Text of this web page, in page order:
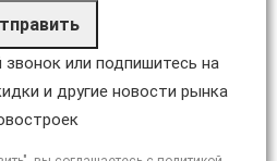
или подпишитесь на
и другие новости рынка